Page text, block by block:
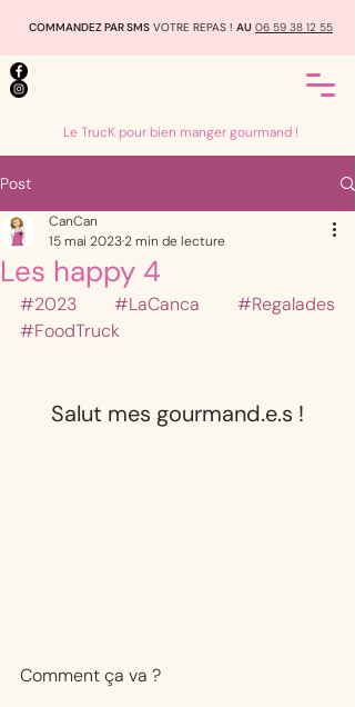
COMMANDEZ PAR SMS VOTRE REPAS ! AU 06 59 38 12 55
Le TrucK pour bien manger gourmand !
Post
Les happy 4
CanCan
15 mai 20232 min de lecture
#2023 #LaCanca
#Regalades
#FoodTruck
Salut mes gourmand.e.s !
Comment ça va ?